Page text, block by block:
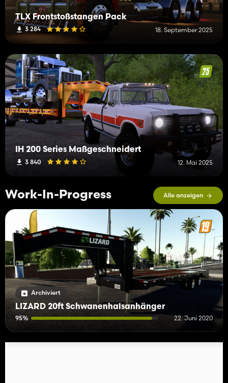
TLX Frontstoßstangen Pack
3 284 18. September 2025
IH 200 Series Maßgeschneidert
3 840 12. Mai 2025
Work-In-Progress Alle anzeigen
Archiviert
LIZARD 20ft Schwanenhalsanhänger
95% 22. Juni 2020